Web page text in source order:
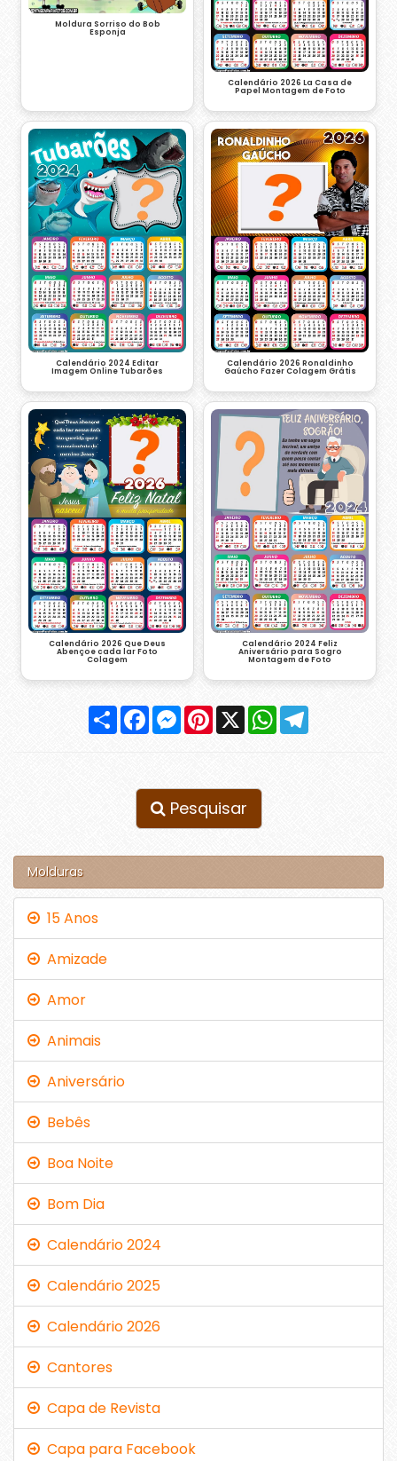
Moldura Sorriso do Bob
Esponja
Calendário 2026 La Casa de
Papel Montagem de Foto
Calendário 2024 Editar
Imagem Online Tubarões
Calendário 2026 Ronaldinho
Gaúcho Fazer Colagem Grátis
Calendário 2026 Que Deus
Abençoe cada lar Foto
Colagem
Calendário 2024 Feliz
Aniversário para Sogro
Montagem de Foto
Compartilhar
FacebookMessenger
Pinterest
X WhatsApp
Pesquisar
Molduras
15 Anos
Amizade
Amor
Animais
Aniversário
Bebês
Boa Noite
Bom Dia
Calendário 2024
Calendário 2025
Calendário 2026
Cantores
Capa de Revista
Capa para Facebook